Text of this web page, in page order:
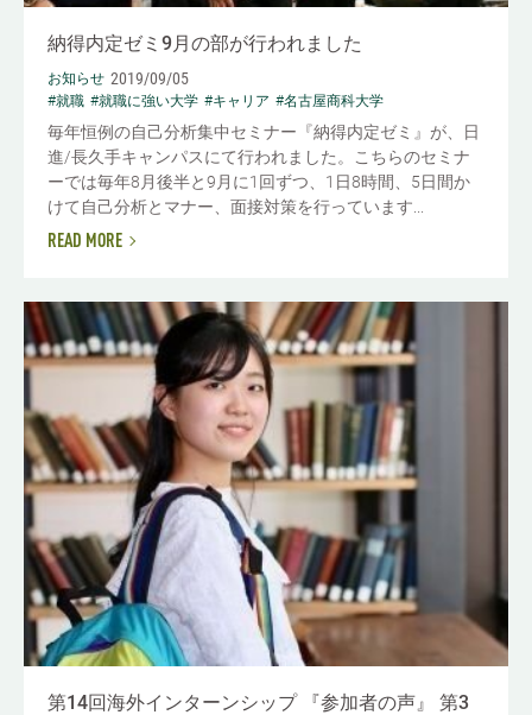
納得内定ゼミ9月の部が行われました
お知らせ 2019/09/05
#就職 #就職に強い大学 #キャリア #名古屋商科大学
毎年恒例の自己分析集中セミナー『納得内定ゼミ』が、日
進/長久手キャンパスにて行われました。こちらのセミナ
ーでは毎年8月後半と9月に1回ずつ、1日8時間、5日間か
けて自己分析とマナー、面接対策を行っています...
READ MORE
第14回海外インターンシップ 『参加者の声』 第3